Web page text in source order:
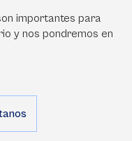
importantes para
y nos pondremos en